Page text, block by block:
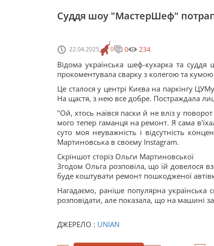
Суддя шоу "МастерШеф"
22.04.2025 0 0 234
Відома українська шеф-кухарка та
прокоментувала сварку з колегою та
Це сталося у центрі Києва на паркінгу
На щастя, з нею все добре. Постраждала
"Ой, хтось наївся паски й не вліз у
мого тепер гаманця на ремонт. Я сама
суто моя неуважність і відсутність
Мартиновська в своєму Instagram.
Скріншот сторіз Ольги Мартиновської
Згодом Ольга розповіла, що їй довелося
буде коштувати ремонт пошкодженої
Нагадаємо, раніше популярна
розповідати, але показала, що на машині
ДЖЕРЕЛО : UNIAN